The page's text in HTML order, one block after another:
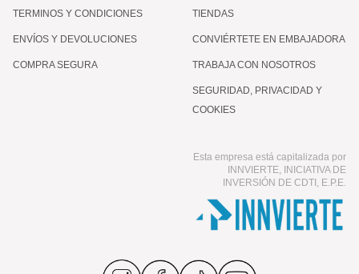
TERMINOS Y CONDICIONES
ENVÍOS Y DEVOLUCIONES
COMPRA SEGURA
TIENDAS
CONVIÉRTETE EN EMBAJADORA
TRABAJA CON NOSOTROS
SEGURIDAD, PRIVACIDAD Y
COOKIES
Esta empresa está capitalizada por
INNVIERTE, INICIATIVA DE
INVERSIÓN DE CDTI, E.P.E.